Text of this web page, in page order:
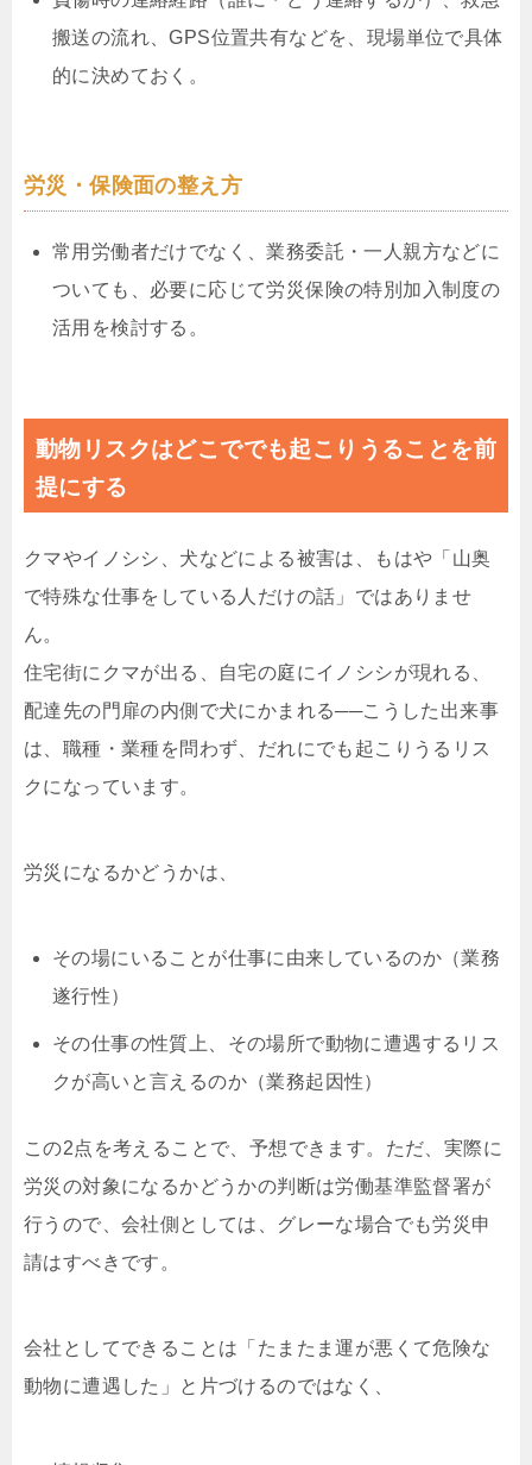
搬送の流れ、GPS位置共有などを、現場単位で具体
的に決めておく。
労災・保険面の整え方
常用労働者だけでなく、業務委託・一人親方などに
ついても、必要に応じて労災保険の特別加入制度の
活用を検討する。
動物リスクはどこででも起こりうることを前
提にする
クマやイノシシ、犬などによる被害は、もはや「山奥
で特殊な仕事をしている人だけの話」ではありませ
ん。
住宅街にクマが出る、自宅の庭にイノシシが現れる、
配達先の門扉の内側で犬にかまれる──こうした出来事
は、職種・業種を問わず、だれにでも起こりうるリス
クになっています。
労災になるかどうかは、
その場にいることが仕事に由来しているのか（業務
遂行性）
その仕事の性質上、その場所で動物に遭遇するリス
クが高いと言えるのか（業務起因性）
この2点を考えることで、予想できます。ただ、実際に
労災の対象になるかどうかの判断は労働基準監督署が
行うので、会社側としては、グレーな場合でも労災申
請はすべきです。
会社としてできることは「たまたま運が悪くて危険な
動物に遭遇した」と片づけるのではなく、